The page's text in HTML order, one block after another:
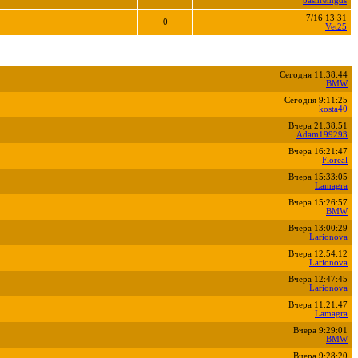
0
7/16 13:31
Vet25
Сегодня 11:38:44
BMW
Сегодня 9:11:25
kosta40
Вчера 21:38:51
Adam199293
Вчера 16:21:47
Floreal
Вчера 15:33:05
Lamagra
Вчера 15:26:57
BMW
Вчера 13:00:29
Larionova
Вчера 12:54:12
Larionova
Вчера 12:47:45
Larionova
Вчера 11:21:47
Lamagra
Вчера 9:29:01
BMW
Вчера 9:28:20